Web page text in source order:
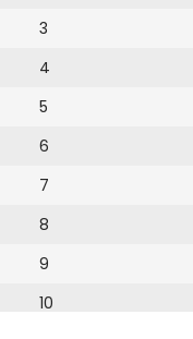
3
4
5
6
7
8
9
10